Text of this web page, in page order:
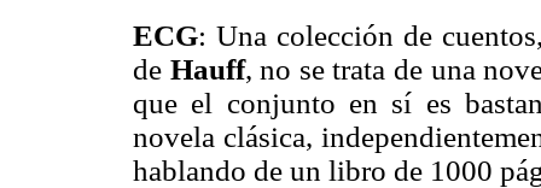
ECG: Una colección de
de Hauff, no se trata de una
que el conjunto en sí es
novela clásica,
hablando de un libro de 1000